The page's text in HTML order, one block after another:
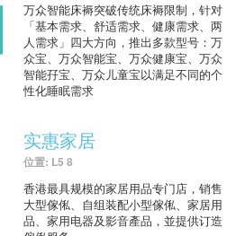
万众智能床褥突破传统床褥限制，针对
「基本需求、舒适需求、健康需求、两
人需求」四大方向，推出多款型号：万
众宝、万众智能宝、万众健康宝、万众
智能孖宝、万众儿童宝以满足不同的个
性化睡眠需求
实惠家居
位置: L5 8
香港最具规模的家居用品专门店，销售
大型傢俬、自组装配小型傢俬、家居用
品、家用电器及影音產品，並提供订造